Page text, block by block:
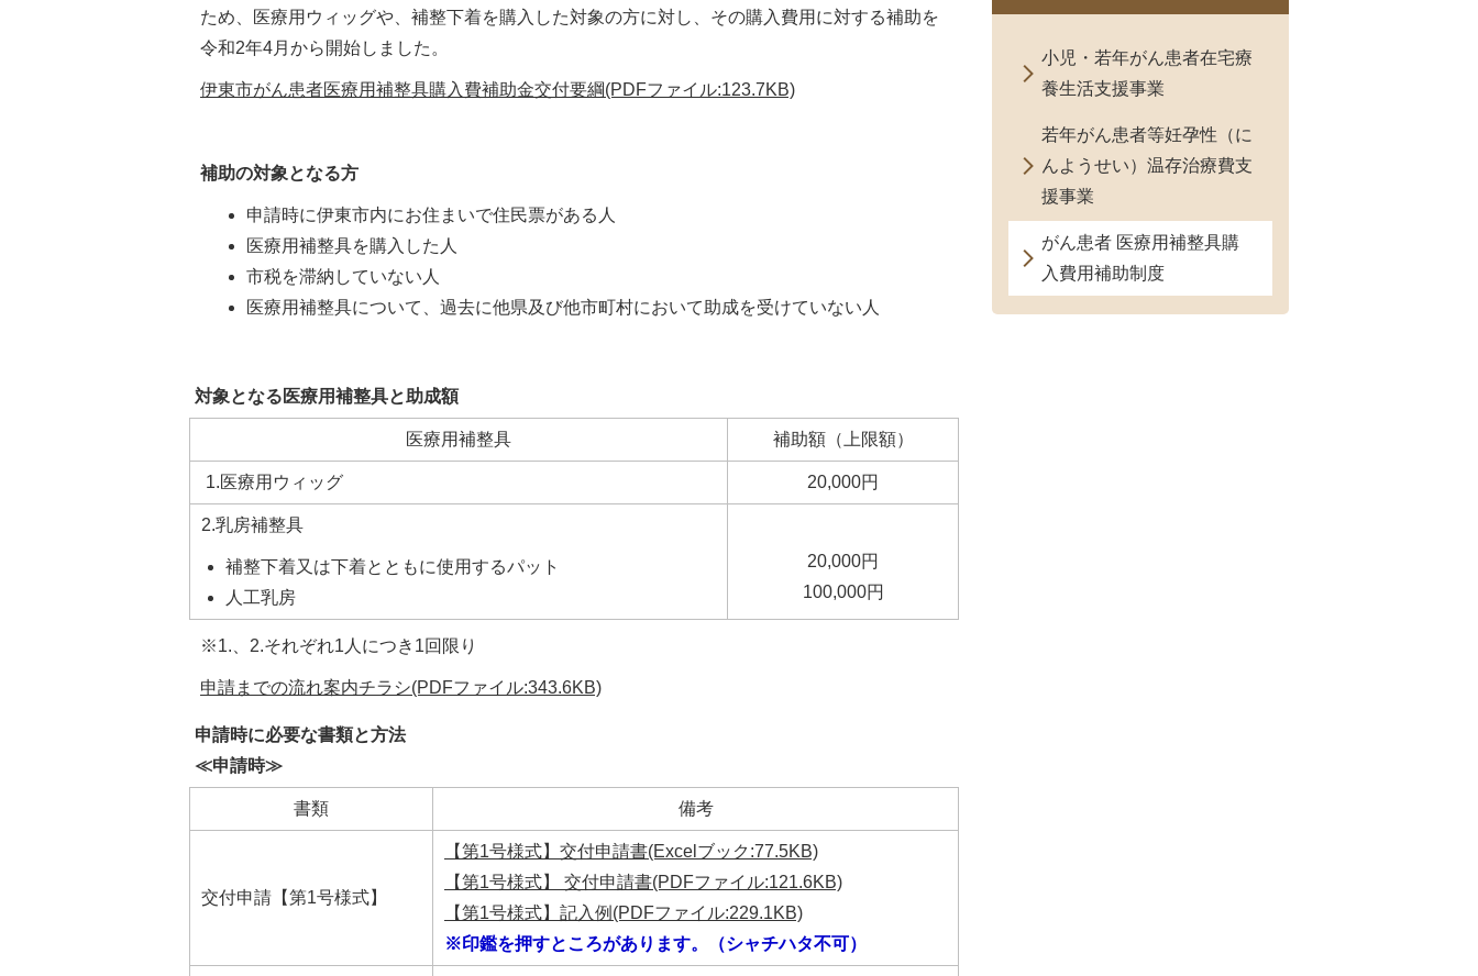
ため、医療用ウィッグや、補整下着を購入した対象の方に対し、その購入費用に対する補助を
令和2年4月から開始しました。
伊東市がん患者医療用補整具購入費補助金交付要綱(PDFファイル:123.7KB)
補助の対象となる方
申請時に伊東市内にお住まいで住民票がある人
医療用補整具を購入した人
市税を滞納していない人
医療用補整具について、過去に他県及び他市町村において助成を受けていない人
対象となる医療用補整具と助成額
医療用補整具 補助額（上限額）
1.医療用ウィッグ 20,000円
2.乳房補整具
補整下着又は下着とともに使用するパット
人工乳房
20,000円
100,000円
※1.、2.それぞれ1人につき1回限り
申請までの流れ案内チラシ(PDFファイル:343.6KB)
申請時に必要な書類と方法
≪申請時≫
書類 備考
交付申請【第1号様式】
【第1号様式】交付申請書(Excelブック:77.5KB)
【第1号様式】 交付申請書(PDFファイル:121.6KB)
【第1号様式】記入例(PDFファイル:229.1KB)
※印鑑を押すところがあります。（シャチハタ不可）
小児・若年がん患者在宅療
養生活支援事業
若年がん患者等妊孕性（に
んようせい）温存治療費支
援事業
がん患者 医療用補整具購
入費用補助制度